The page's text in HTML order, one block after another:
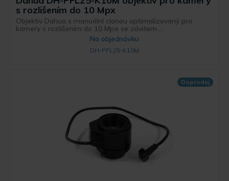
s rozlišením do 10 Mpx
Objektiv Dahua s manuální clonou optimalizovaný pro
kamery s rozlišením do 10 Mpx se závitem ...
Na objednávku
DH-PFL25-K10M
Doprodej